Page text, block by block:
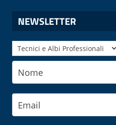
NEWSLETTER